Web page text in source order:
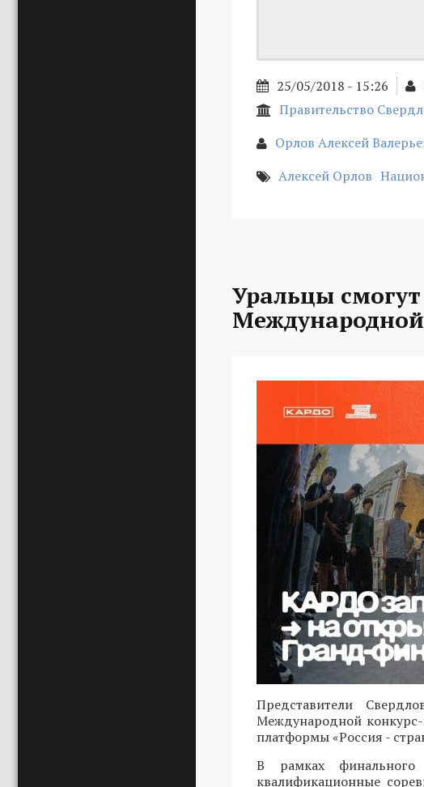
25/05/2018 - 15:26
Правительство
Орлов Алексей
Алексей Орлов
Уральцы
Представители
Международной
платформы «Россия -
В рамках финального
квалификационные